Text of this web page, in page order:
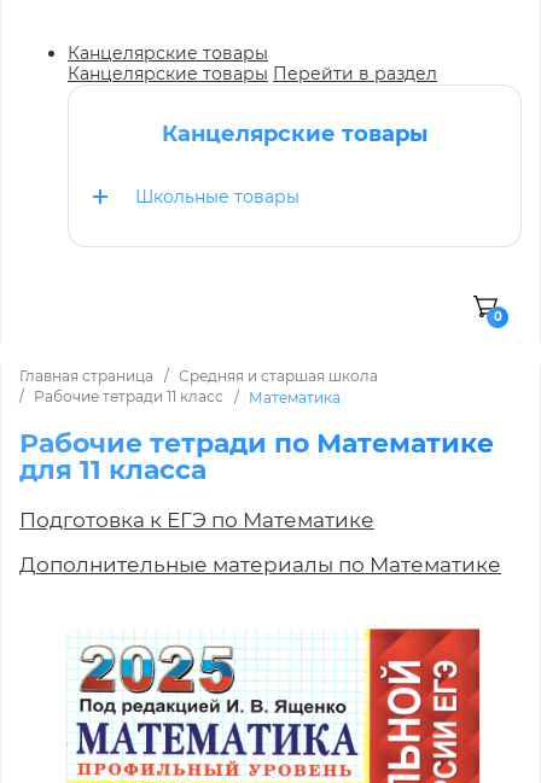
Канцелярские товары
Канцелярские товары Перейти в раздел
Канцелярские товары
Школьные товары
0
Главная страница
Средняя и старшая школа
Рабочие тетради 11 класс
Математика
Рабочие тетради по Математике
для 11 класса
Подготовка к ЕГЭ по Математике
Дополнительные материалы по Математике